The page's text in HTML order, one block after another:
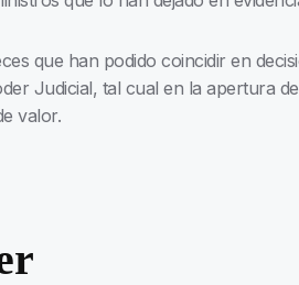
que han podido coincidir en
Judicial, tal cual en la apertura
valor.